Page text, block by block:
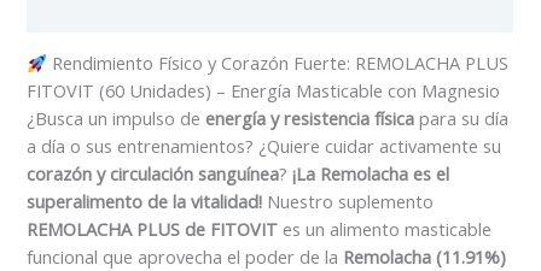
Rendimiento Físico y Corazón Fuerte: REMOLACHA PLUS
FITOVIT (60 Unidades) – Energía Masticable con Magnesio
¿Busca un impulso de energía y resistencia física para su día
a día o sus entrenamientos? ¿Quiere cuidar activamente su
corazón y circulación sanguínea?¡La Remolacha es el
superalimento de la vitalidad! Nuestro suplemento
REMOLACHA PLUS de FITOVIT es un alimento masticable
funcional que aprovecha el poder de la Remolacha (11.91%)